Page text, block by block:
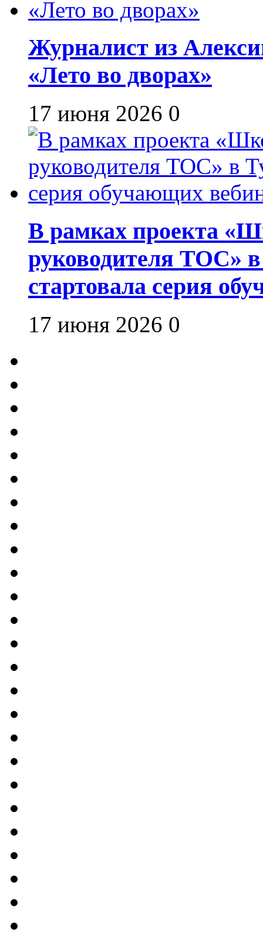
Журналист из
«Лето во дворах»
17 июня 2026 0
В рамках проекта
руководителя ТОС»
стартовала серия
17 июня 2026 0